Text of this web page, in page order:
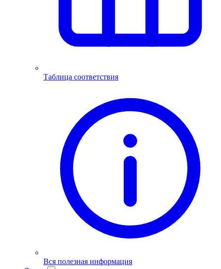
Таблица соответствия
Вся полезная информация